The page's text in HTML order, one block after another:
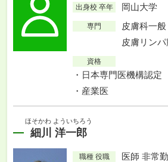
出身校 卒年 岡山大学
専門
皮膚科一般
皮膚リン
資格
日本専門医機構認
産業医
ほそかわ よういちろう
細川 洋一郎
職種 役職 医師 非常勤